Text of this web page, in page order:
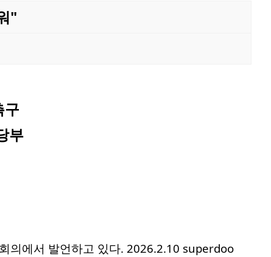
"
구
부
의에서 발언하고 있다. 2026.2.10 superdoo